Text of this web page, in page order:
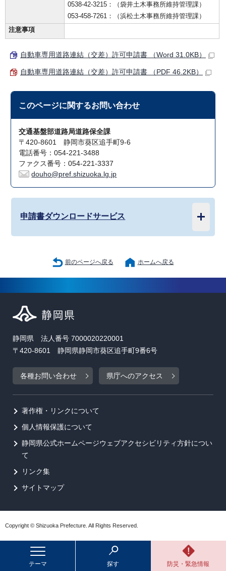
0538-42-3215：（袋井土木事務所維持管理課）
053-458-7261：（浜松土木事務所維持管理課）
注意事項
自動車専用道路連結（交差）許可申請書 （Word 31.0KB）
自動車専用道路連結（交差）許可申請書 （PDF 46.2KB）
このページに関するお問い合わせ
交通基盤部道路局道路保全課
〒420-8601 静岡市葵区追手町9-6
電話番号：054-221-3488
ファクス番号：054-221-3337
douho@pref.shizuoka.lg.jp
申請書ダウンロードサービス
前のページへ戻る ホームへ戻る
テーマ 探す 防災・緊急情報
静岡県 法人番号 7000020220001
〒420-8601 静岡県静岡市葵区追手町9番6号
各種お問い合わせ 県庁へのアクセス
著作権・リンクについて
個人情報保護について
静岡県公式ホームページウェブアクセシビリティ方針につい
て
リンク集
サイトマップ
Copyright © Shizuoka Prefecture. All Rights Reserved.